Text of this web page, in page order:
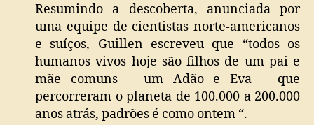
Resumindo a descoberta, anunciada por
uma equipe de cientistas norte-americanos
e suíços, Guillen escreveu que “todos os
humanos vivos hoje são filhos de um pai e
mãe comuns – um Adão e Eva – que
percorreram o planeta de 100.000 a 200.000
anos atrás, padrões é como ontem “.